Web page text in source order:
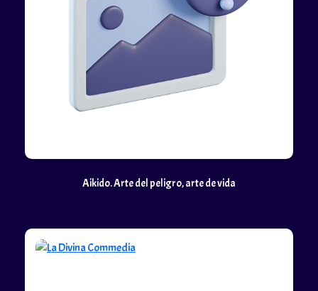
Aikido. Arte del peligro, arte de vida